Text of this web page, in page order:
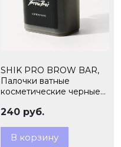
SHIK PRO BROW BAR,
Палочки ватные
косметические черные
240 руб.
В корзину